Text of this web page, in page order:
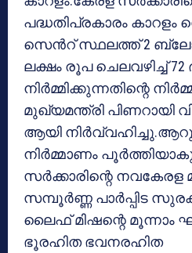
പദ്ധതിപ്രകാരം കാറളം
സെൻറ് സ്ഥലത്ത് 2
ലക്ഷം രൂപ ചെലവഴിച്ച്
നിർമ്മിക്കുന്നതിന്റെ
മുഖ്യമന്ത്രി
ആയി
നിർമ്മാണം
സർക്കാരിന്റെ നവകേരള
സമ്പൂർണ്ണ പാർപ്പിട
ലൈഫ് മിഷന്റെ മൂന്നാം
ഭൂരഹിത ഭവനരഹിത